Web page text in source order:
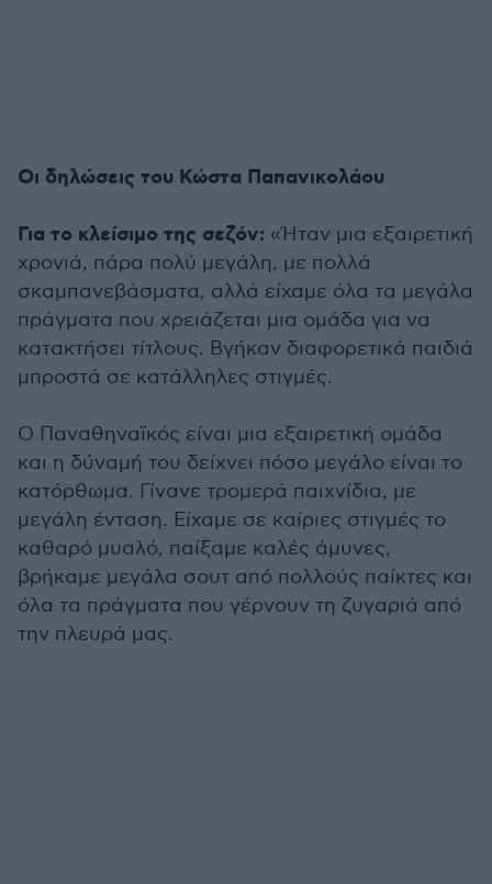
Οι δηλώσεις του Κώστα Παπανικολάου
Για το κλείσιμο της σεζόν: «Ήταν μια εξαιρετική
χρονιά, πάρα πολύ μεγάλη, με πολλά
σκαμπανεβάσματα, αλλά είχαμε όλα τα μεγάλα
πράγματα που χρειάζεται μια ομάδα για να
κατακτήσει τίτλους. Βγήκαν διαφορετικά παιδιά
μπροστά σε κατάλληλες στιγμές.
Ο Παναθηναϊκός είναι μια εξαιρετική ομάδα
και η δύναμή του δείχνει πόσο μεγάλο είναι το
κατόρθωμα. Γίνανε τρομερά παιχνίδια, με
μεγάλη ένταση. Είχαμε σε καίριες στιγμές το
καθαρό μυαλό, παίξαμε καλές άμυνες,
βρήκαμε μεγάλα σουτ από πολλούς παίκτες και
όλα τα πράγματα που γέρνουν τη ζυγαριά από
την πλευρά μας.